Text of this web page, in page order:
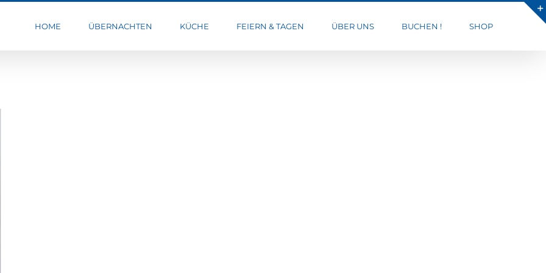
HOME ÜBERNACHTEN KÜCHE FEIERN & TAGEN ÜBER UNS BUCHEN ! SHOP